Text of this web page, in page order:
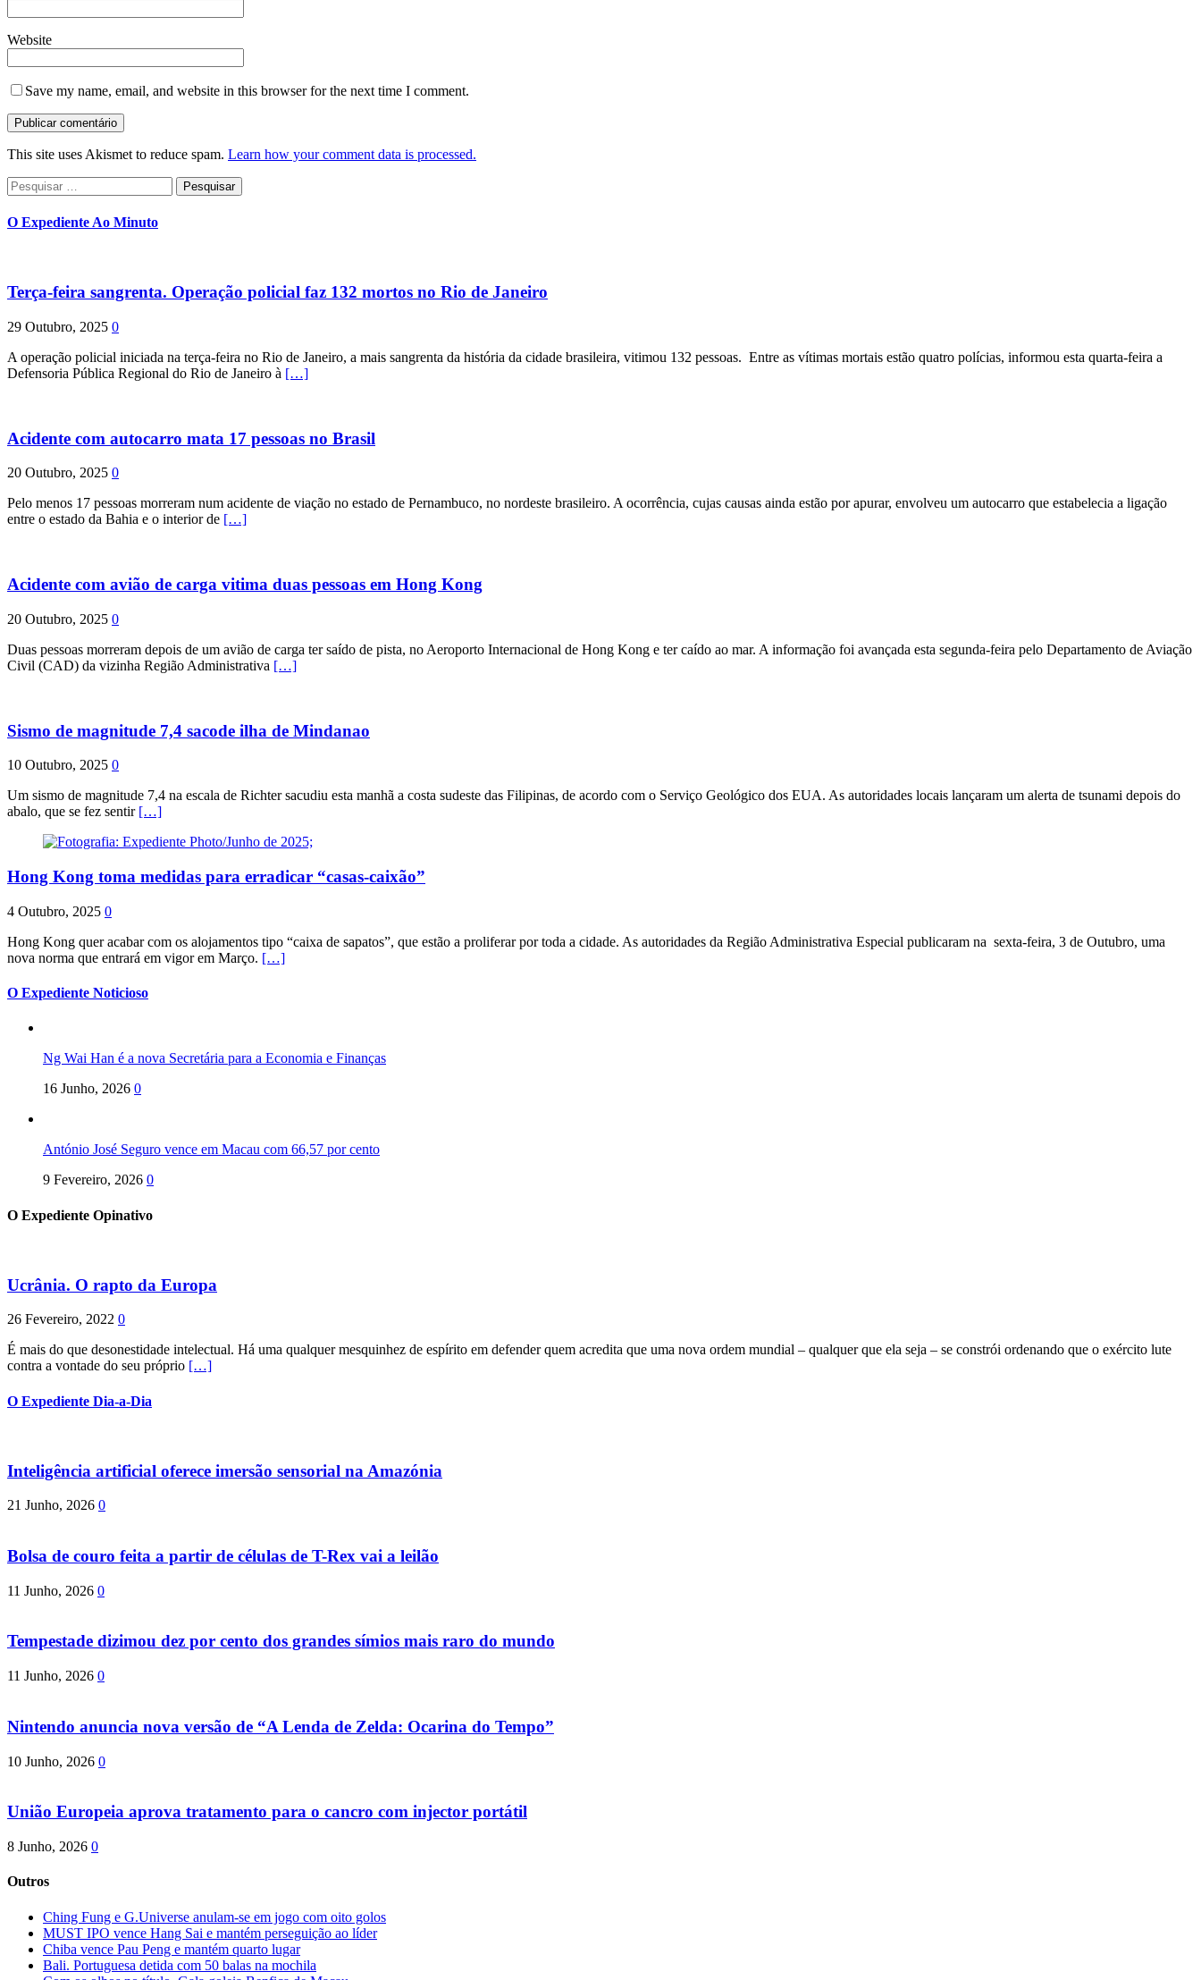
Website
Save my name, email, and website in this browser for the next time I comment.
This site uses Akismet to reduce spam. Learn how your comment data is processed.
Pesquisar
por:
O Expediente Ao Minuto
Terça-feira sangrenta. Operação policial faz 132 mortos no Rio de Janeiro
29 Outubro, 2025 0
A operação policial iniciada na terça-feira no Rio de Janeiro, a mais sangrenta da história da cidade brasileira, vitimou 132 pessoas. Entre as vítimas mortais estão quatro polícias, informou esta quarta-feira a
Defensoria Pública Regional do Rio de Janeiro à […]
Acidente com autocarro mata 17 pessoas no Brasil
20 Outubro, 2025 0
Pelo menos 17 pessoas morreram num acidente de viação no estado de Pernambuco, no nordeste brasileiro. A ocorrência, cujas causas ainda estão por apurar, envolveu um autocarro que estabelecia a ligação
entre o estado da Bahia e o interior de […]
Acidente com avião de carga vitima duas pessoas em Hong Kong
20 Outubro, 2025 0
Duas pessoas morreram depois de um avião de carga ter saído de pista, no Aeroporto Internacional de Hong Kong e ter caído ao mar. A informação foi avançada esta segunda-feira pelo Departamento de Aviação
Civil (CAD) da vizinha Região Administrativa […]
Sismo de magnitude 7,4 sacode ilha de Mindanao
10 Outubro, 2025 0
Um sismo de magnitude 7,4 na escala de Richter sacudiu esta manhã a costa sudeste das Filipinas, de acordo com o Serviço Geológico dos EUA. As autoridades locais lançaram um alerta de tsunami depois do
abalo, que se fez sentir […]
Hong Kong toma medidas para erradicar “casas-caixão”
4 Outubro, 2025 0
Hong Kong quer acabar com os alojamentos tipo “caixa de sapatos”, que estão a proliferar por toda a cidade. As autoridades da Região Administrativa Especial publicaram na sexta-feira, 3 de Outubro, uma
nova norma que entrará em vigor em Março. […]
O Expediente Noticioso
Ng Wai Han é a nova Secretária para a Economia e Finanças
16 Junho, 2026 0
António José Seguro vence em Macau com 66,57 por cento
9 Fevereiro, 2026 0
O Expediente Opinativo
Ucrânia. O rapto da Europa
26 Fevereiro, 2022 0
É mais do que desonestidade intelectual. Há uma qualquer mesquinhez de espírito em defender quem acredita que uma nova ordem mundial – qualquer que ela seja – se constrói ordenando que o exército lute
contra a vontade do seu próprio […]
O Expediente Dia-a-Dia
Inteligência artificial oferece imersão sensorial na Amazónia
21 Junho, 2026 0
Bolsa de couro feita a partir de células de T-Rex vai a leilão
11 Junho, 2026 0
Tempestade dizimou dez por cento dos grandes símios mais raro do mundo
11 Junho, 2026 0
Nintendo anuncia nova versão de “A Lenda de Zelda: Ocarina do Tempo”
10 Junho, 2026 0
União Europeia aprova tratamento para o cancro com injector portátil
8 Junho, 2026 0
Outros
Ching Fung e G.Universe anulam-se em jogo com oito golos
MUST IPO vence Hang Sai e mantém perseguição ao líder
Chiba vence Pau Peng e mantém quarto lugar
Bali. Portuguesa detida com 50 balas na mochila